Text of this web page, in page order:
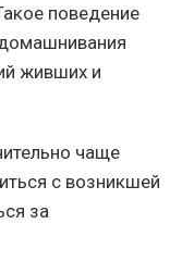
поведение
живших и
чаще
с возникшей
за